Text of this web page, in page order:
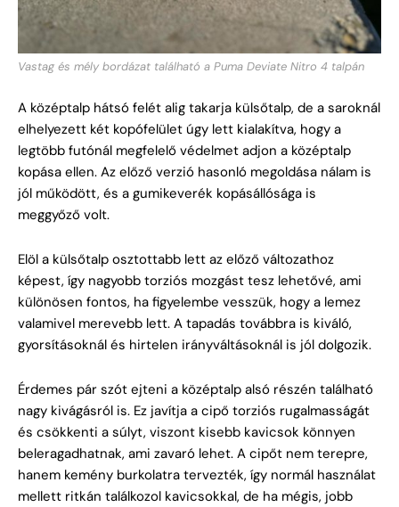
Vastag és mély bordázat található a Puma Deviate Nitro 4 talpán
A középtalp hátsó felét alig takarja külsőtalp, de a saroknál
elhelyezett két kopófelület úgy lett kialakítva, hogy a
legtöbb futónál megfelelő védelmet adjon a középtalp
kopása ellen. Az előző verzió hasonló megoldása nálam is
jól működött, és a gumikeverék kopásállósága is
meggyőző volt.
Elöl a külsőtalp osztottabb lett az előző változathoz
képest, így nagyobb torziós mozgást tesz lehetővé, ami
különösen fontos, ha figyelembe vesszük, hogy a lemez
valamivel merevebb lett. A tapadás továbbra is kiváló,
gyorsításoknál és hirtelen irányváltásoknál is jól dolgozik.
Érdemes pár szót ejteni a középtalp alsó részén található
nagy kivágásról is. Ez javítja a cipő torziós rugalmasságát
és csökkenti a súlyt, viszont kisebb kavicsok könnyen
beleragadhatnak, ami zavaró lehet. A cipőt nem terepre,
hanem kemény burkolatra tervezték, így normál használat
mellett ritkán találkozol kavicsokkal, de ha mégis, jobb